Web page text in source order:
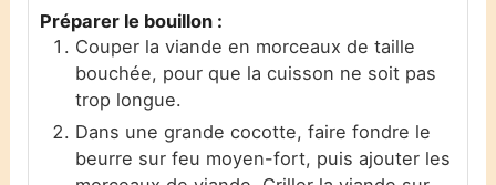
Préparer le bouillon :
Couper la viande en morceaux de taille
bouchée, pour que la cuisson ne soit pas
trop longue.
Dans une grande cocotte, faire fondre le
beurre sur feu moyen-fort, puis ajouter les